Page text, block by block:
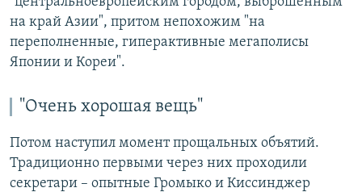
на край Азии", притом непохожим "на
переполненные, гиперактивные мегаполисы
Японии и Кореи".
"Очень хорошая вещь"
Потом наступил момент прощальных объятий.
Традиционно первыми через них проходили
секретари – опытные Громыко и Киссинджер